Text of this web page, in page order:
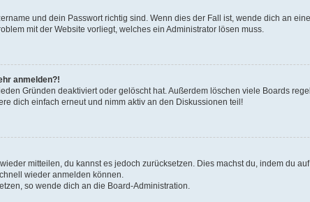
und dein Passwort richtig sind. Wenn dies der Fall ist, wende dich an
mit der Website vorliegt, welches ein Administrator lösen muss.
anmelden?!
Gründen deaktiviert oder gelöscht hat. Außerdem löschen viele Boards
dich einfach erneut und nimm aktiv an den Diskussionen teil!
mitteilen, du kannst es jedoch zurücksetzen. Dies machst du, indem du
wieder anmelden können.
so wende dich an die Board-Administration.